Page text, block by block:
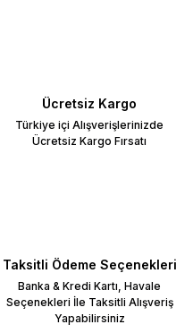
Ücretsiz Kargo
Türkiye içi Alışverişlerinizde
Ücretsiz Kargo Fırsatı
Taksitli Ödeme Seçenekleri
Banka & Kredi Kartı, Havale
Seçenekleri İle Taksitli Alışveriş
Yapabilirsiniz